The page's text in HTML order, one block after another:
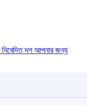
নিবেদিত দল আপনার জন্য